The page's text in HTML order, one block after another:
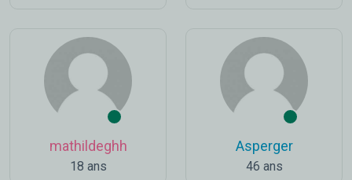
mathildeghh
18 ans
Asperger
46 ans